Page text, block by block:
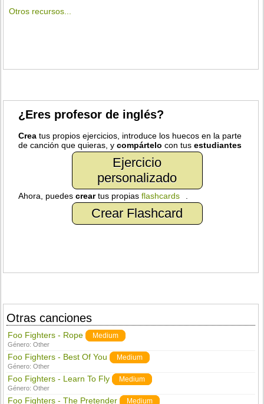
Otros recursos...
¿Eres profesor de inglés?
Crea tus propios ejercicios, introduce los huecos en la parte
de canción que quieras, ycompártelo con tusestudiantes
Ejercicio
personalizado
Ahora, puedescreartus propiasflashcards
Crear Flashcard
Otras canciones
Foo Fighters - Rope Medium
Género:Other
Foo Fighters - Best Of You Medium
Género:Other
Foo Fighters - Learn To Fly Medium
Género:Other
Foo Fighters - The Pretender Medium